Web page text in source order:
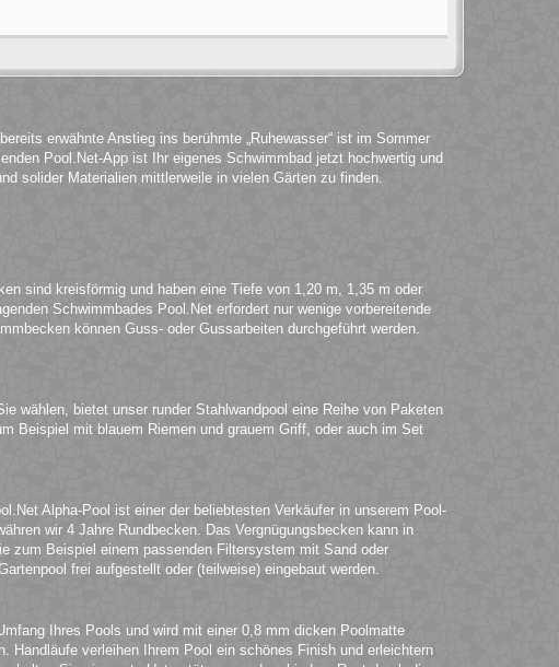
erwähnte Anstieg ins berühmte „Ruhewasser“ ist im Sommer
Pool.Net-App ist Ihr eigenes Schwimmbad jetzt hochwertig und
solider Materialien mittlerweile in vielen Gärten zu finden.
sind kreisförmig und haben eine Tiefe von 1,20 m, 1,35 m oder
Schwimmbades Pool.Net erfordert nur wenige vorbereitende
können Guss- oder Gussarbeiten durchgeführt werden.
wählen, bietet unser runder Stahlwandpool eine Reihe von Paketen
Beispiel mit blauem Riemen und grauem Griff, oder auch im Set
Alpha-Pool ist einer der beliebtesten Verkäufer in unserem Pool-
wir 4 Jahre Rundbecken. Das Vergnügungsbecken kann in
zum Beispiel einem passenden Filtersystem mit Sand oder
frei aufgestellt oder (teilweise) eingebaut werden.
Ihres Pools und wird mit einer 0,8 mm dicken Poolmatte
verleihen Ihrem Pool ein schönes Finish und erleichtern